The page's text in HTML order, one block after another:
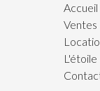
Accueil
Ventes
L'étoile